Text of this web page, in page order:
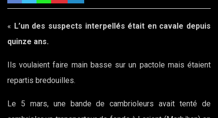
« L’un des suspects interpellés était en cavale depuis
quinze ans.
Ils voulaient faire main basse sur un pactole mais étaient
repartis bredouilles.
Le 5 mars, une bande de cambrioleurs avait tenté de